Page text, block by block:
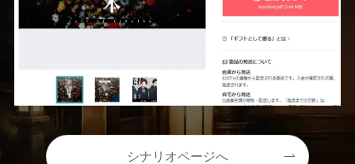
シナリオページへ